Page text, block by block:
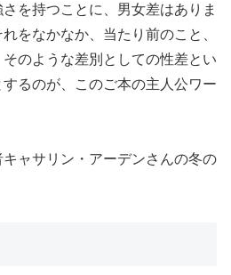
を持つことに、男女差はありま
をなかなか、当たり前のこと、
のような差別としての性差とい
るのが、このご本の主人公ワー
ャサリン・アーデンさんの冬の